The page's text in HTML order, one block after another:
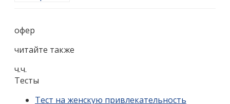
офер
читайте также
ч.ч.
Тесты
Тест на женскую привлекательность